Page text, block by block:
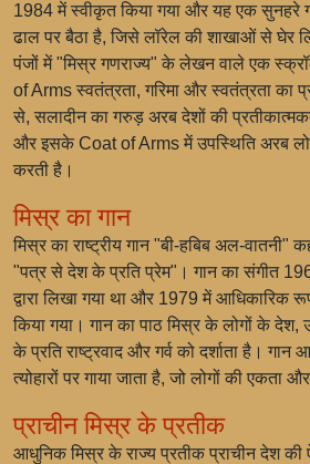
1984 में स्वीकृत किया गया और यह एक सुनहरे
ढाल पर बैठा है, जिसे लॉरेल की शाखाओं से घेर
पंजों में "मिस्र गणराज्य" के लेखन वाले एक
of Arms स्वतंत्रता, गरिमा और स्वतंत्रता का
से, सलादीन का गरुड़ अरब देशों की
और इसके Coat of Arms में उपस्थिति अरब
करती है।
मिस्र का गान
मिस्र का राष्ट्रीय गान "बी-हबिब अल-वातनी"
"पत्र से देश के प्रति प्रेम"। गान का संगीत
द्वारा लिखा गया था और 1979 में आधिकारिक
किया गया। गान का पाठ मिस्र के लोगों के
के प्रति राष्ट्रवाद और गर्व को दर्शाता है। गान
त्योहारों पर गाया जाता है, जो लोगों की एकता
प्राचीन मिस्र के प्रतीक
आधुनिक मिस्र के राज्य प्रतीक प्राचीन देश की